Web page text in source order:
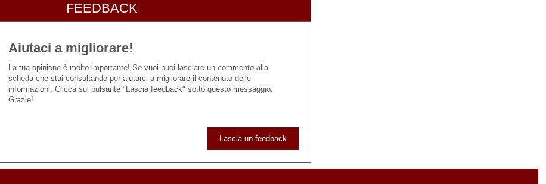
FEEDBACK
Aiutaci a migliorare!
La tua opinione è molto importante! Se vuoi puoi lasciare un commento alla
scheda che stai consultando per aiutarci a migliorare il contenuto delle
informazioni. Clicca sul pulsante "Lascia feedback" sotto questo messaggio.
Grazie!
Lascia un feedback